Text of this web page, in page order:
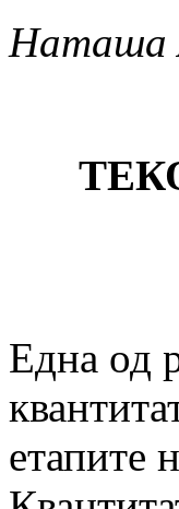
Една од
етапите